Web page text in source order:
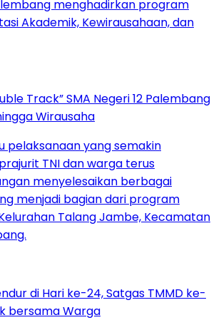
Track” SMA Negeri 12 Palembang
Wirausaha
di Hari ke-24, Satgas TMMD ke-
bersama Warga